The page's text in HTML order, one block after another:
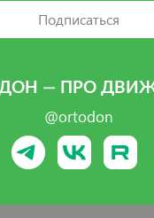
Подписаться
— ПРО
@ortodon